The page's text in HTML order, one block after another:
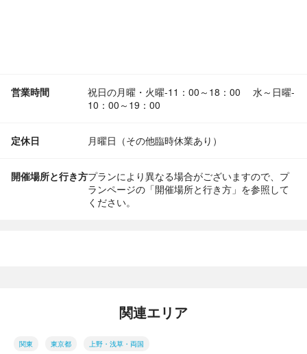
営業時間
祝日の月曜・火曜-11：00～18：00 水～日曜‐
10：00～19：00
定休日 月曜日（その他臨時休業あり）
開催場所と行き方プランにより異なる場合がございますので、プ
ランページの「開催場所と行き方」を参照して
ください。
関連エリア
関東 東京都 上野・浅草・両国